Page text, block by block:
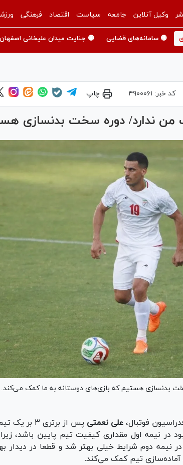
وکیل آنلاین جامعه سیاست اقتصاد فرهنگی
🟡 سامانه‌های قضایی 🟡 جنایت میدان علیخانی اصفهان
کد خبر: ۴۹۰۰۰۶۱ چاپ
من ندارد/ دوره سخت بدنسازی
بدنسازی هستیم که بازی‌های دوستانه به ما کمک می‌کند.
فوتبال، علی نعمتی
پس از برتری ۳
در نیمه اول مقداری کیفیت تیم پایین باشد،
نیمه دوم شرایط خیلی بهتر شد و قطعا در دیدار
آماده‌سازی تیم کمک می‌کند.